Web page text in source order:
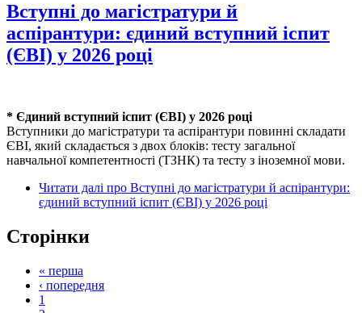
Вступні до магістратури й
аспірантури: єдиний вступний іспит
(ЄВІ) у 2026 році
* Єдиний вступний іспит (ЄВІ) у 2026 році
Вступники до магістратури та аспірантури повинні складати
ЄВІ, який складається з двох блоків: тесту загальної
навчальної компетентності (ТЗНК) та тесту з іноземної мови.
Читати далі про Вступні до магістратури й аспірантури:
єдиний вступний іспит (ЄВІ) у 2026 році
Сторінки
« перша
‹ попередня
1